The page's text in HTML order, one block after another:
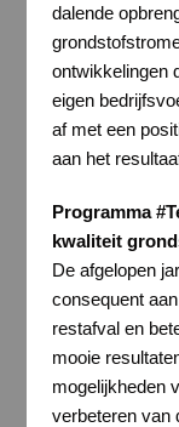
dalende
ontwikkelingen
eigen
af met een
aan het
Programma
kwaliteit
De afgelopen
consequent
restafval en
mooie
mogelijkheden
verbeteren van